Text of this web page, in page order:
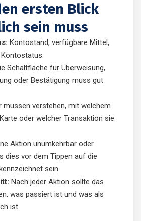
ersten Blick
sein muss
Kontostand, verfügbare Mittel,
Schaltfläche für Überweisung,
oder Bestätigung muss gut
müssen verstehen, mit welchem
oder welcher Transaktion sie
Aktion unumkehrbar oder
dies vor dem Tippen auf die
sein.
Nach jeder Aktion sollte das
was passiert ist und was als
ist.